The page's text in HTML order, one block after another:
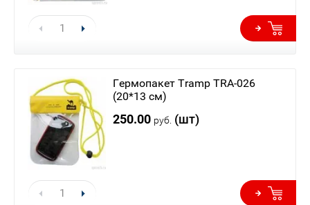
Гермопакет Tramp TRA-026
(20*13 см)
250.00 руб. (шт)